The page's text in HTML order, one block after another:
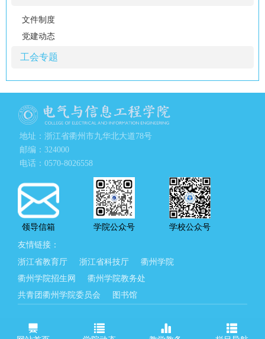
文件制度
党建动态
工会专题
地址：浙江省衢州市九华北大道78号
邮编：324000
电话：0570-8026558
领导信箱 学院公众号
学校公众号
友情链接：
浙江省教育厅
浙江省科技厅
衢州学院
衢州学院招生网
衢州学院教务处
共青团衢州学院委员会
图书馆